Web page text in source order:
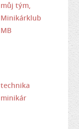
můj tým,
Minikárklub
MB
technika
minikár